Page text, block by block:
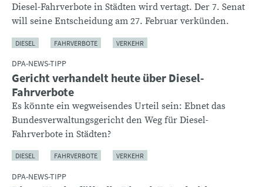
Diesel-Fahrverbote in Städten wird vertagt. Der 7. Senat
will seine Entscheidung am 27. Februar verkünden.
DIESEL FAHRVERBOTE VERKEHR
DPA-NEWS-TIPP
Gericht verhandelt heute über Diesel-
Fahrverbote
Es könnte ein wegweisendes Urteil sein: Ebnet das
Bundesverwaltungsgericht den Weg für Diesel-
Fahrverbote in Städten?
DIESEL FAHRVERBOTE VERKEHR
DPA-NEWS-TIPP